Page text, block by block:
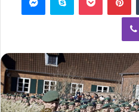
ڤايبر